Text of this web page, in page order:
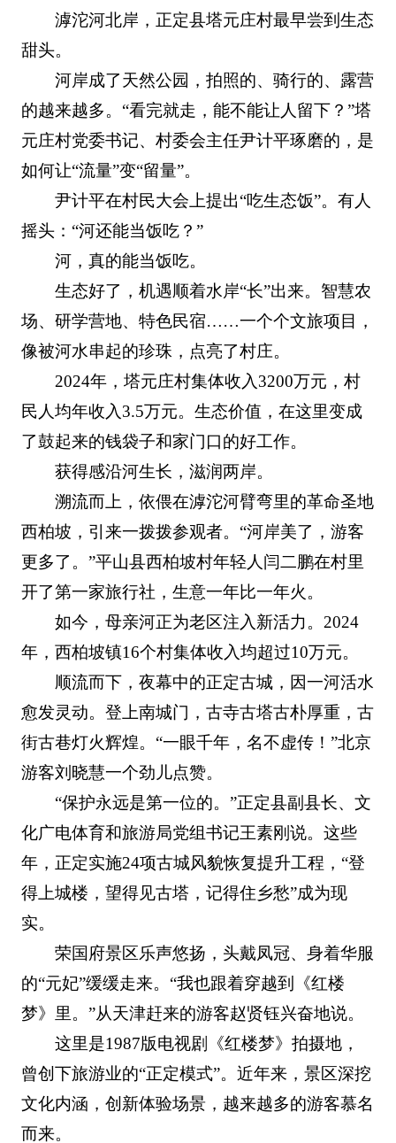
滹沱河北岸，正定县塔元庄村最早尝到生态
甜头。
河岸成了天然公园，拍照的、骑行的、露营
的越来越多。“看完就走，能不能让人留下？”塔
元庄村党委书记、村委会主任尹计平琢磨的，是
如何让“流量”变“留量”。
尹计平在村民大会上提出“吃生态饭”。有人
摇头：“河还能当饭吃？”
河，真的能当饭吃。
生态好了，机遇顺着水岸“长”出来。智慧农
场、研学营地、特色民宿……一个个文旅项目，
像被河水串起的珍珠，点亮了村庄。
2024年，塔元庄村集体收入3200万元，村
民人均年收入3.5万元。生态价值，在这里变成
了鼓起来的钱袋子和家门口的好工作。
获得感沿河生长，滋润两岸。
溯流而上，依偎在滹沱河臂弯里的革命圣地
西柏坡，引来一拨拨参观者。“河岸美了，游客
更多了。”平山县西柏坡村年轻人闫二鹏在村里
开了第一家旅行社，生意一年比一年火。
如今，母亲河正为老区注入新活力。2024
年，西柏坡镇16个村集体收入均超过10万元。
顺流而下，夜幕中的正定古城，因一河活水
愈发灵动。登上南城门，古寺古塔古朴厚重，古
街古巷灯火辉煌。“一眼千年，名不虚传！”北京
游客刘晓慧一个劲儿点赞。
“保护永远是第一位的。”正定县副县长、文
化广电体育和旅游局党组书记王素刚说。这些
年，正定实施24项古城风貌恢复提升工程，“登
得上城楼，望得见古塔，记得住乡愁”成为现
实。
荣国府景区乐声悠扬，头戴凤冠、身着华服
的“元妃”缓缓走来。“我也跟着穿越到《红楼
梦》里。”从天津赶来的游客赵贤钰兴奋地说。
这里是1987版电视剧《红楼梦》拍摄地，
曾创下旅游业的“正定模式”。近年来，景区深挖
文化内涵，创新体验场景，越来越多的游客慕名
而来。